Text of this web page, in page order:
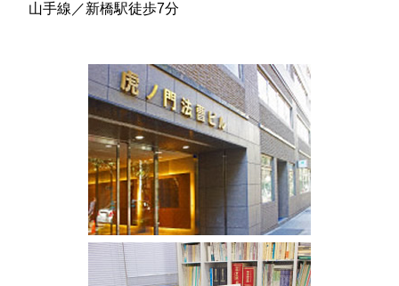
山手線／新橋駅徒歩7分